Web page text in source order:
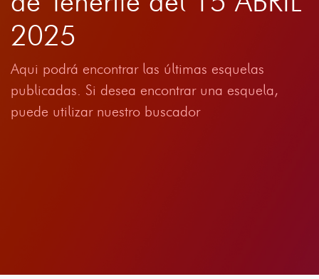
2025
Aqui podrá encontrar las últimas esquelas
publicadas. Si desea encontrar una esquela,
puede utilizar nuestro buscador